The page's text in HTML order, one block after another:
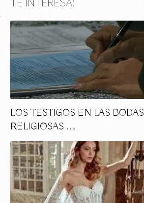
LOS TESTIGOS EN LAS BODAS
RELIGIOSAS …